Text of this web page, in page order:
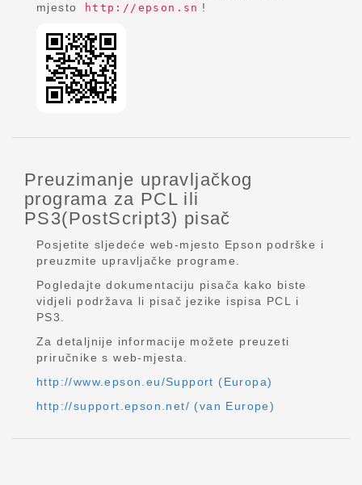
mjesto
http://epson.sn !
Preuzimanje upravljačkog
programa za PCL ili
PS3(PostScript3) pisač
Posjetite sljedeće web-mjesto Epson podrške i
preuzmite upravljačke programe.
Pogledajte dokumentaciju pisača kako biste
vidjeli podržava li pisač jezike ispisa PCL i
PS3.
Za detaljnije informacije možete preuzeti
priručnike s web-mjesta.
http://www.epson.eu/Support (Europa)
http://support.epson.net/ (van Europe)